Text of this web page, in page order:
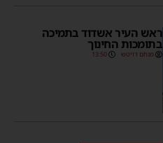
ראש העיר אשדוד בתמיכה
בתומכות החינוך
מנחם דויטש 13:50